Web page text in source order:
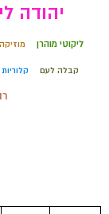
יהודה
ליקוטי מוהרן
קבלה לעם קלוריות